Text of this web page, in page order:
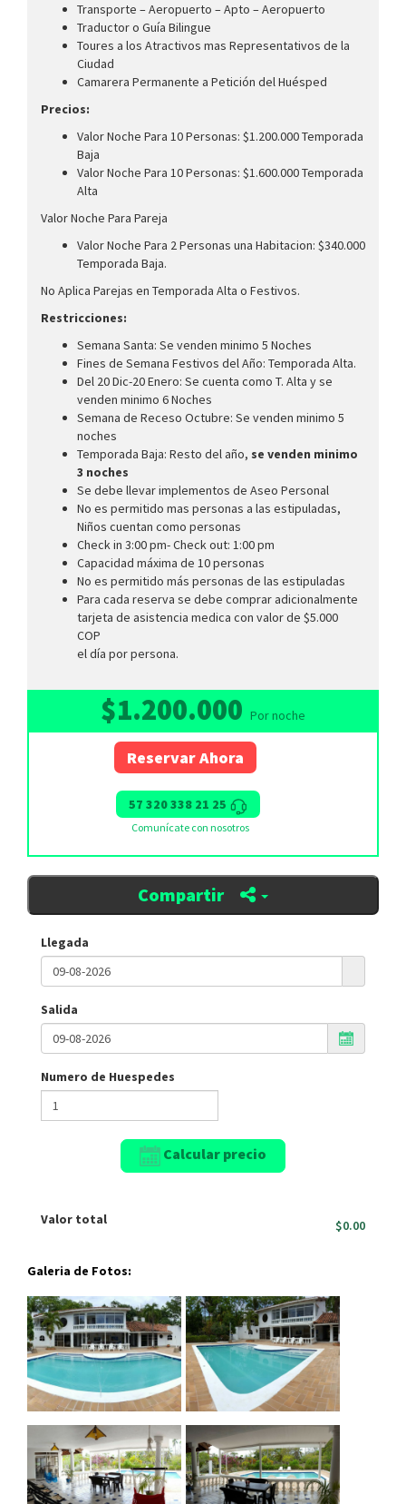
Transporte – Aeropuerto – Apto – Aeropuerto
Traductor o Guía Bilingue
Toures a los Atractivos mas Representativos de la
Ciudad
Camarera Permanente a Petición del Huésped
Precios:
Valor Noche Para 10 Personas: $1.200.000 Temporada
Baja
Valor Noche Para 10 Personas: $1.600.000 Temporada
Alta
Valor Noche Para Pareja
Valor Noche Para 2 Personas una Habitacion: $340.000
Temporada Baja.
No Aplica Parejas en Temporada Alta o Festivos.
Restricciones:
Semana Santa: Se venden minimo 5 Noches
Fines de Semana Festivos del Año: Temporada Alta.
Del 20 Dic-20 Enero: Se cuenta como T. Alta y se
venden minimo 6 Noches
Semana de Receso Octubre: Se venden minimo 5
noches
Temporada Baja: Resto del año, se venden minimo
3 noches
Se debe llevar implementos de Aseo Personal
No es permitido mas personas a las estipuladas,
Niños cuentan como personas
Check in 3:00 pm- Check out: 1:00 pm
Capacidad máxima de 10 personas
No es permitido más personas de las estipuladas
Para cada reserva se debe comprar adicionalmente
tarjeta de asistencia medica con valor de $5.000
COP
el día por persona.
$1.200.000 Por noche
Reservar Ahora
57 320 338 21 25
Comunícate con nosotros
Compartir
Llegada
Salida
Numero de Huespedes
Calcular precio
Valor total $0.00
Galeria de Fotos: